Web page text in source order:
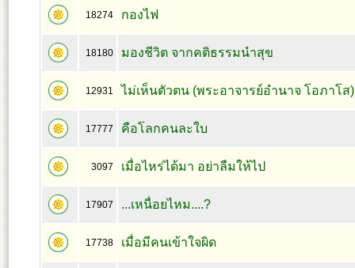
18274 กองไฟ
18180 มองชีวิต จากคติธรรมนำสุข
12931 ไม่เห็นตัวตน (พระอาจารย์อำนาจ โอภาโส)
17777 คือโลกคนละใบ
3097 เมื่อไหร่ได้มา อย่าลืมให้ไป
17907 ...เหนื่อยไหม....?
17738 เมื่อมีคนเข้าใจผิด